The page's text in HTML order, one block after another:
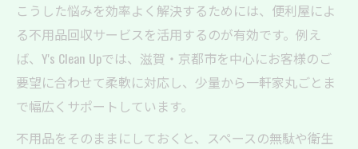
家事の手間を省く不用品回収のメリット
不用品回収で住空間を有効活用するコツ
便利屋の不用品回収が地域で選ばれる理由
不用品回収で家族みんなが笑顔になる秘訣
家事の負担を減らす不用品回収体験談
こうした悩みを効率よく解決するためには、便利屋によ
る不用品回収サービスを活用するのが有効です。例え
ば、Y's Clean Upでは、滋賀・京都市を中心にお客様のご
要望に合わせて柔軟に対応し、少量から一軒家丸ごとま
で幅広くサポートしています。
不用品をそのままにしておくと、スペースの無駄や衛生